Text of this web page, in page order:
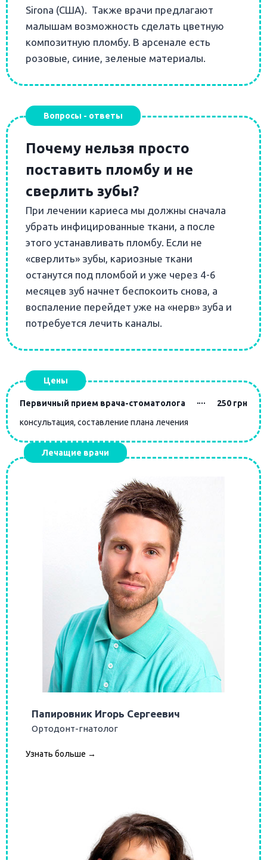
Sirona (США). Также врачи предлагают
малышам возможность сделать цветную
композитную пломбу. В арсенале есть
розовые, синие, зеленые материалы.
Вопросы - ответы
Почему нельзя просто
поставить пломбу и не
сверлить зубы?
При лечении кариеса мы должны сначала
убрать инфицированные ткани, а после
этого устанавливать пломбу. Если не
«сверлить» зубы, кариозные ткани
останутся под пломбой и уже через 4-6
месяцев зуб начнет беспокоить снова, а
воспаление перейдет уже на «нерв» зуба и
потребуется лечить каналы.
Цены
Первичный прием врача-стоматолога
250 грн
консультация, составление плана лечения
Лечащие врачи
Папировник Игорь Сергеевич
Ортодонт-гнатолог
Узнать больше →